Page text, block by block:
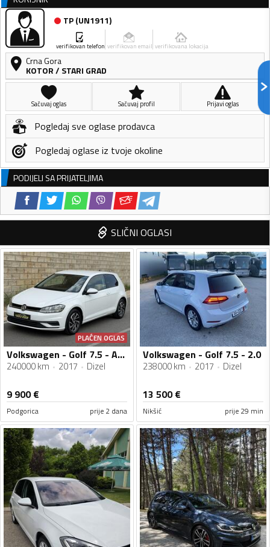
TP(UN1911)
verifikovan telefon verifikovan email verifikovana lokacija
Crna Gora
KOTOR/ STARI GRAD
Sačuvaj oglas Sačuvaj profil Prijavi oglas
Pogledaj sve oglase prodavca
Pogledaj oglase iz tvoje okoline
PODIJELI SA PRIJATELJIMA
SLIČNI OGLASI
PLAĆEN OGLAS
Volkswagen - Golf 7.5 - AUTOMATIK
240000 km 2017 Dizel
9 900€
Podgorica prije 2 dana
Volkswagen - Golf 7.5 - 2.0
238000 km 2017 Dizel
13 500€
Nikšić prije 29 min